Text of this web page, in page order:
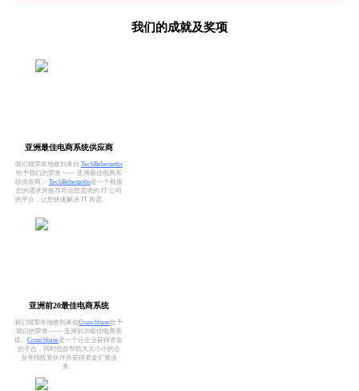
我们的成就及奖项
亚洲最佳电商系统供应商
我们很荣幸地收到来自 TechBehemoths
给予我们的荣誉 —— 亚洲最佳电商系
统供应商。
TechBehemoths是一个根据
您的需求并推荐符合您需求的 IT 公司
的平台，让您快速解决 IT 所需。
亚洲前20最佳电商系统
我们很荣幸地收到来自Crunchbase给予
我们的荣誉 —— 亚洲前20最佳电商系
统。Crunchbase是一个让企业获得资金
的平台，同时也曾帮助大大小小的企
业寻找投资伙伴并获得资金扩展业
务。